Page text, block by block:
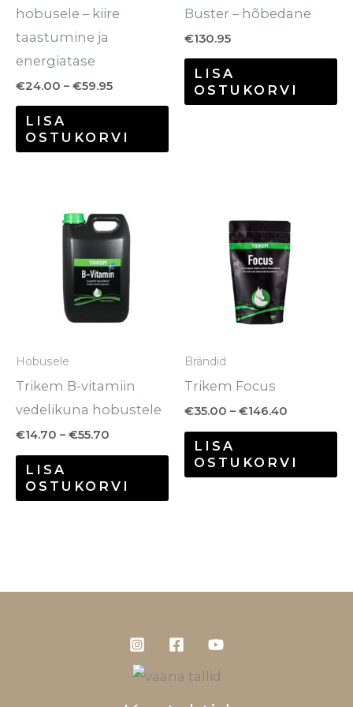
hobusele – kiire
taastumine ja
energiatase
€24.00 – €59.95
LISA
OSTUKORVI
Buster – hõbedane
€130.95
LISA
OSTUKORVI
Hobusele
Trikem B-vitamiin
vedelikuna hobustele
€14.70 – €55.70
€14.70
kuni
€55.70
LISA
OSTUKORVI
teha
tootelehel.
Brändid
Trikem Focus
€35.00 – €146.40
kuni
€146.40
LISA
OSTUKORVI